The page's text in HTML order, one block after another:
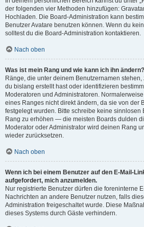
der folgenden vier Methoden hinzufügen:
Hochladen. Die Board-Administration kann
Benutzer Avatare benutzen können. Wenn du
solltest du die Board-Administration kontaktieren.
Nach oben
Was ist mein Rang und wie kann ich ihn ändern?
Ränge, die unter deinem Benutzernamen
du bislang erstellt hast oder identifizieren
Moderatoren und Administratoren.
eines Ranges nicht direkt ändern, da sie von der
festgelegt wurden. Bitte schreibe keine sinnlosen
Rang zu erhöhen — die meisten Boards dulden
Moderator oder Administrator wird deinen Rang
wieder zurücksetzen.
Nach oben
Wenn ich bei einem Benutzer auf den E-Mail-
aufgefordert, mich anzumelden.
Nur registrierte Benutzer dürfen die foreninterne
Nachrichten an andere Benutzer nutzen, falls
Administration freigeschaltet wurde. Diese
dieses Systems durch Gäste verhindern.